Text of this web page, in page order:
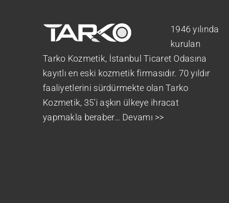
1946 yılında
kurulan
Tarko Kozmetik, İstanbul Ticaret Odasına
kayıtlı en eski kozmetik firmasıdır. 70 yıldır
faaliyetlerini sürdürmekte olan Tarko
Kozmetik, 35’i aşkın ülkeye ihracat
yapmakla beraber… Devamı >>